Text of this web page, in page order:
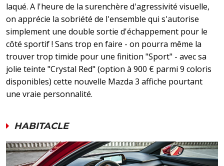
laqué. A l'heure de la surenchère d'agressivité visuelle,
on apprécie la sobriété de l'ensemble qui s'autorise
simplement une double sortie d'échappement pour le
côté sportif ! Sans trop en faire - on pourra même la
trouver trop timide pour une finition "Sport" - avec sa
jolie teinte "Crystal Red" (option à 900 € parmi 9 coloris
disponibles) cette nouvelle Mazda 3 affiche pourtant
une vraie personnalité.
HABITACLE